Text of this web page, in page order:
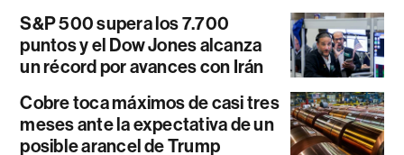
S&P 500 supera los 7.700
puntos y el Dow Jones alcanza
un récord por avances con Irán
Cobre toca máximos de casi tres
meses ante la expectativa de un
posible arancel de Trump